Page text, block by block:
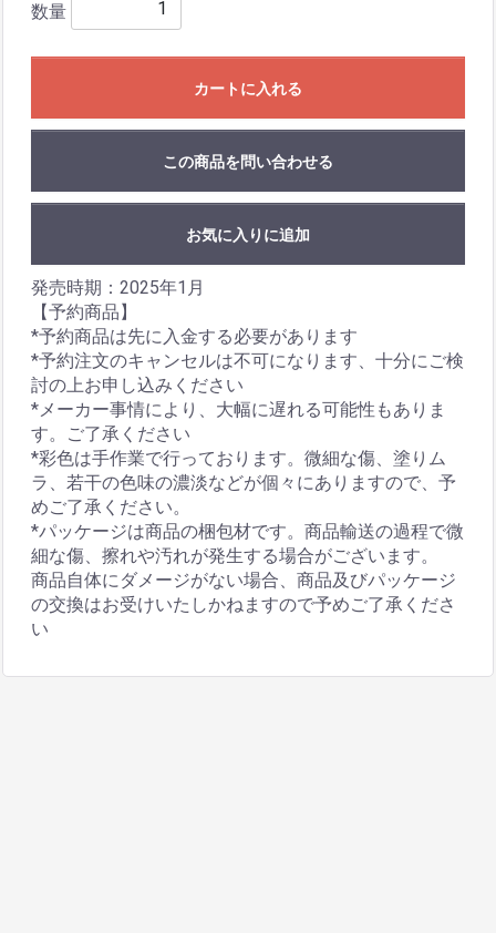
数量
カートに入れる
この商品を問い合わせる
お気に入りに追加
発売時期：2025年1月
【予約商品】
*予約商品は先に入金する必要があります
*予約注文のキャンセルは不可になります、十分にご検
討の上お申し込みください
*メーカー事情により、大幅に遅れる可能性もありま
す。ご了承ください
*彩色は手作業で行っております。微細な傷、塗りム
ラ、若干の色味の濃淡などが個々にありますので、予
めご了承ください。
*パッケージは商品の梱包材です。商品輸送の過程で微
細な傷、擦れや汚れが発生する場合がございます。
商品自体にダメージがない場合、商品及びパッケージ
の交換はお受けいたしかねますので予めご了承くださ
い